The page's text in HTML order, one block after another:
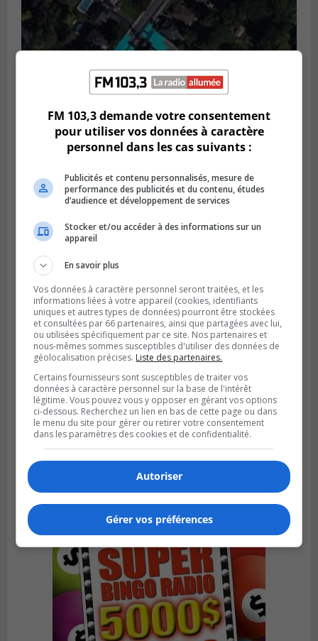
GREENFIELD PARK
Publié le 6 août 2026 à 13h45
Greenfield Park veut s’armer contre les
pluies
SAINT-HUBERT
Publié le 6 août 2026 à 09h39
Longueuil injecte 1,5 M$ pour moderniser
deux stations de pompage
FM 103,3 demande votre consentement
pour utiliser vos données à caractère
personnel dans les cas suivants :
Publicités et contenu personnalisés, mesure de
performance des publicités et du contenu, études
d’audience et développement de services
Stocker et/ou accéder à des informations sur un
appareil
En savoir plus
Vos données à caractère personnel seront traitées, et les
informations liées à votre appareil (cookies, identifiants
uniques et autres types de données) pourront être stockées
et consultées par 66 partenaires, ainsi que partagées avec lui,
ou utilisées spécifiquement par ce site. Nos partenaires et
nous-mêmes sommes susceptibles d'utiliser des données de
géolocalisation précises. Liste des partenaires.
Certains fournisseurs sont susceptibles de traiter vos
données à caractère personnel sur la base de l'intérêt
légitime. Vous pouvez vous y opposer en gérant vos options
ci-dessous. Recherchez un lien en bas de cette page ou dans
le menu du site pour gérer ou retirer votre consentement
dans les paramètres des cookies et de confidentialité.
Autoriser
Gérer vos préférences